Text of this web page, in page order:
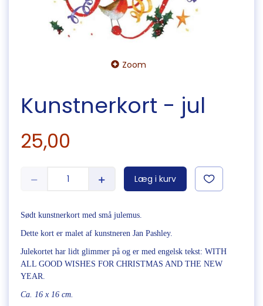
Zoom
Kunstnerkort - jul
25,00
Læg i kurv
Sødt kunstnerkort med små julemus.
Dette kort er malet af kunstneren Jan Pashley.
Julekortet har lidt glimmer på og er med engelsk tekst: WITH
ALL GOOD WISHES FOR CHRISTMAS AND THE NEW
YEAR.
Ca. 16 x 16 cm.